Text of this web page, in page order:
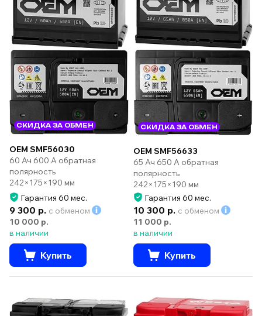
СКИДКА ЗА ОБМЕН
OEM SMF56030
60 Ач 600 А обратная
полярность
242×175×190 мм
Гарантия 60 мес.
9 300 р. с обменом
10 000 р.
в наличии
Купить
СКИДКА ЗА ОБМЕН
OEM SMF56633
65 Ач 650 А обратная
полярность
242×175×190 мм
Гарантия 60 мес.
10 300 р. с обменом
11 000 р.
в наличии
Купить